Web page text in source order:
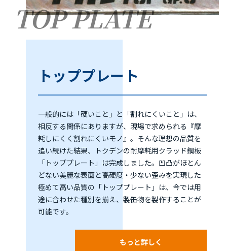
TOP PLATE
トッププレート
一般的には「硬いこと」と「割れにくいこと」は、
相反する関係にありますが、現場で求められる『摩
耗しにくく割れにくいモノ』。そんな理想の品質を
追い続けた結果、トクデンの耐摩耗用クラッド鋼板
「トッププレート」は完成しました。凹凸がほとん
どない美麗な表面と高硬度・少ない歪みを実現した
極めて高い品質の「トッププレート」は、今では用
途に合わせた種別を揃え、製缶物を製作することが
可能です。
もっと詳しく